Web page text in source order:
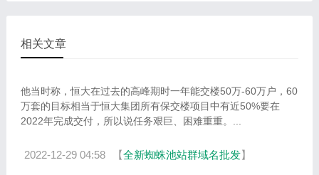
相关文章
他当时称，恒大在过去的高峰期时一年能交楼50万-60万户，60
万套的目标相当于恒大集团所有保交楼项目中有近50%要在
2022年完成交付，所以说任务艰巨、困难重重。...
2022-12-29 04:58 【全新蜘蛛池站群域名批发】